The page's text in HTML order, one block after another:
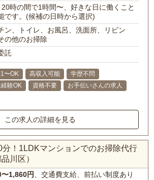
時の間で1時間〜、好きな日に働くこと
です。(候補の日時から選択)
ン、トイレ、お風呂、洗面所、リビン
の他のお掃除
託
〜OK 高収入可能
学歴不問
験OK 資格不要
お手伝いさんの求人
この求人の詳細を見る
分！1LDKマンションでのお掃除代行
川区）
1,860円、交通費支給、前払い制度あり